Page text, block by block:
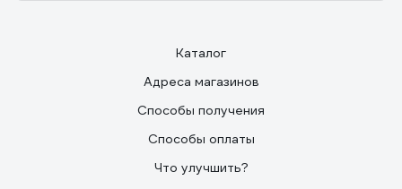
Каталог
Адреса магазинов
Способы получения
Способы оплаты
Что улучшить?